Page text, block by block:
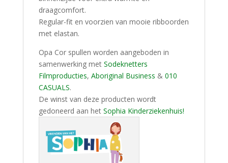
draagcomfort.
Regular-fit en voorzien van mooie ribboorden
met elastan.
Opa Cor spullen worden aangeboden in
samenwerking met Sodeknetters
Filmproducties, Aboriginal Business & 010
CASUALS.
De winst van deze producten wordt
gedoneerd aan het Sophia Kinderziekenhuis!